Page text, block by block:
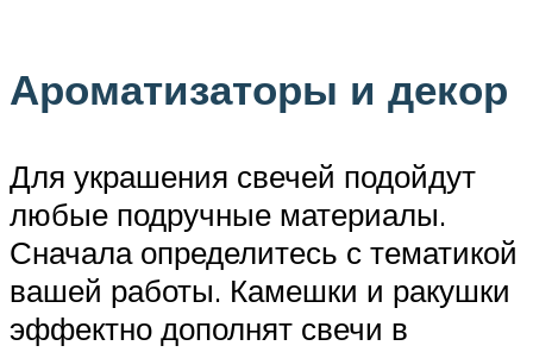
Ароматизаторы и декор
Для украшения свечей подойдут
любые подручные материалы.
Сначала определитесь с тематикой
вашей работы. Камешки и ракушки
эффектно дополнят свечи в